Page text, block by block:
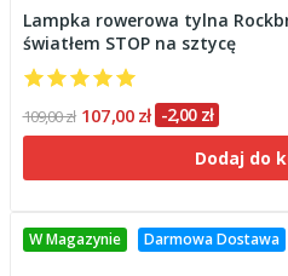
Lampka rowerowa tylna
światłem STOP na sztycę
109,00 zł 107,00 zł -2,00 zł
Dodaj do
W Magazynie Darmowa Dostawa